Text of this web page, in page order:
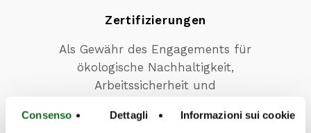
Consenso Dettagli Informazioni sui cookie
Zertifizierungen
Als Gewähr des Engagements für
ökologische Nachhaltigkeit,
Arbeitssicherheit und